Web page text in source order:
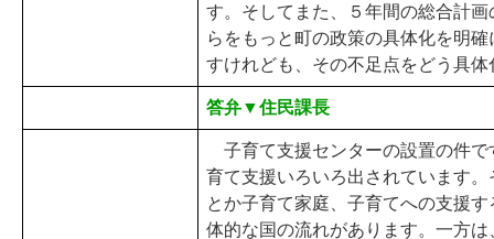
す。そしてまた、５年間の総合計
らをもっと町の政策の具体化を明
すけれども、その不足点をどう具
答弁▼住民課長
子育て支援センターの設置の件で
育て支援いろいろ出されています
とか子育て家庭、子育てへの支援
体的な国の流れがあります。一方